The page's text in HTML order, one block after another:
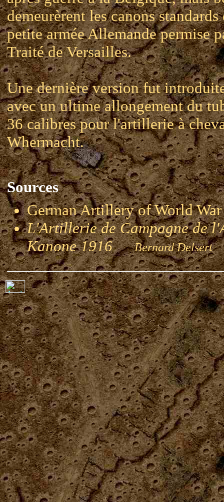
demeurèrent les canons standards
petite armée Allemande permise
Traité de Versailles.
Une dernière version fut
avec un ultime allongement du
36 calibres pour l'artillerie à
Whermacht.
Sources
German Artillery of World
L'Artillerie de Campagne de
Kanone 1916Bernard